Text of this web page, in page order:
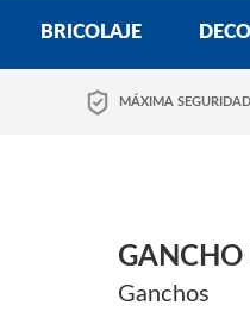
BRICOLAJE
MÁXIMA
Ganchos